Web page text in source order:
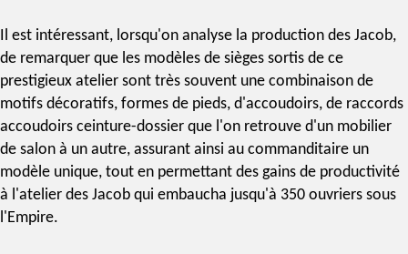
Il est intéressant, lorsqu'on analyse la production des Jacob,
de remarquer que les modèles de sièges sortis de ce
prestigieux atelier sont très souvent une combinaison de
motifs décoratifs, formes de pieds, d'accoudoirs, de raccords
accoudoirs ceinture-dossier que l'on retrouve d'un mobilier
de salon à un autre, assurant ainsi au commanditaire un
modèle unique, tout en permettant des gains de productivité
à l'atelier des Jacob qui embaucha jusqu'à 350 ouvriers sous
l'Empire.